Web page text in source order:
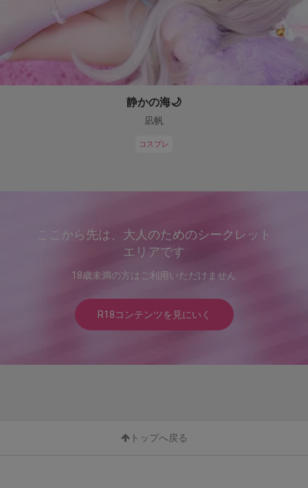
静かの海🌙
凪帆
コスプレ
ここから先は、大人のためのシークレット
エリアです
18歳未満の方はご利用いただけません
R18コンテンツを見にいく
トップへ戻る